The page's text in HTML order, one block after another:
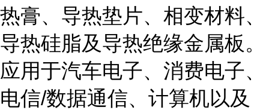
热膏、导热垫片、相变材料、
导热硅脂及导热绝缘金属板。
应用于汽车电子、消费电子、
电信/数据通信、计算机以及